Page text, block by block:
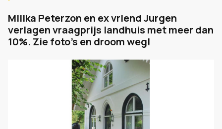
Milika Peterzon en ex vriend Jurgen
verlagen vraagprijs landhuis met meer dan
10%. Zie foto's en droom weg!